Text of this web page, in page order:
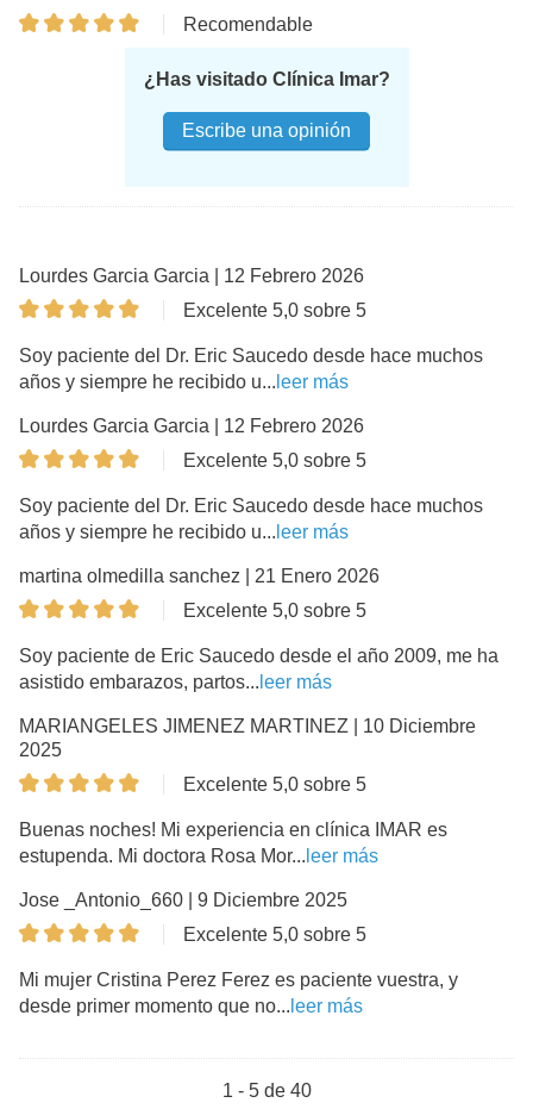
Recomendable
¿Has visitado Clínica Imar?
Escribe una opinión
Lourdes Garcia Garcia | 12 Febrero 2026
Excelente 5,0 sobre 5
Soy paciente del Dr. Eric Saucedo desde hace muchos
años y siempre he recibido u... leer más
Lourdes Garcia Garcia | 12 Febrero 2026
Excelente 5,0 sobre 5
Soy paciente del Dr. Eric Saucedo desde hace muchos
años y siempre he recibido u... leer más
martina olmedilla sanchez | 21 Enero 2026
Excelente 5,0 sobre 5
Soy paciente de Eric Saucedo desde el año 2009, me ha
asistido embarazos, partos... leer más
MARIANGELES JIMENEZ MARTINEZ | 10 Diciembre
2025
Excelente 5,0 sobre 5
Buenas noches! Mi experiencia en clínica IMAR es
estupenda. Mi doctora Rosa Mor... leer más
Jose _Antonio_660 | 9 Diciembre 2025
Excelente 5,0 sobre 5
Mi mujer Cristina Perez Ferez es paciente vuestra, y
desde primer momento que no... leer más
1 - 5 de 40